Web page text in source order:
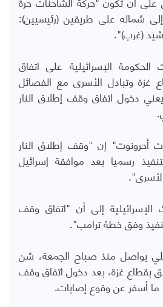
شماله على طريقين (رئيسيين):
(غرب)".
الإسرائيلية على اتفاق
وتبادل الأسرى مع الفصائل
دخول اتفاق وقف إطلاق النار
أحرونوت" إن "وقف إطلاق النار
رسميا بعد موافقة إسرائيل
إلى أن "اتفاق وقف
وفق خطة ترامب".
يواصل منذ صباح الجمعة، شن
غزة، بعد دخول اتفاق وقف
ما أسفر عن وقوع إصابات.